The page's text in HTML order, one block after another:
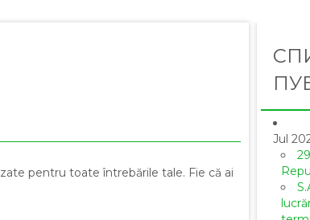
pentru toate întrebările tale. Fie că ai
Jul